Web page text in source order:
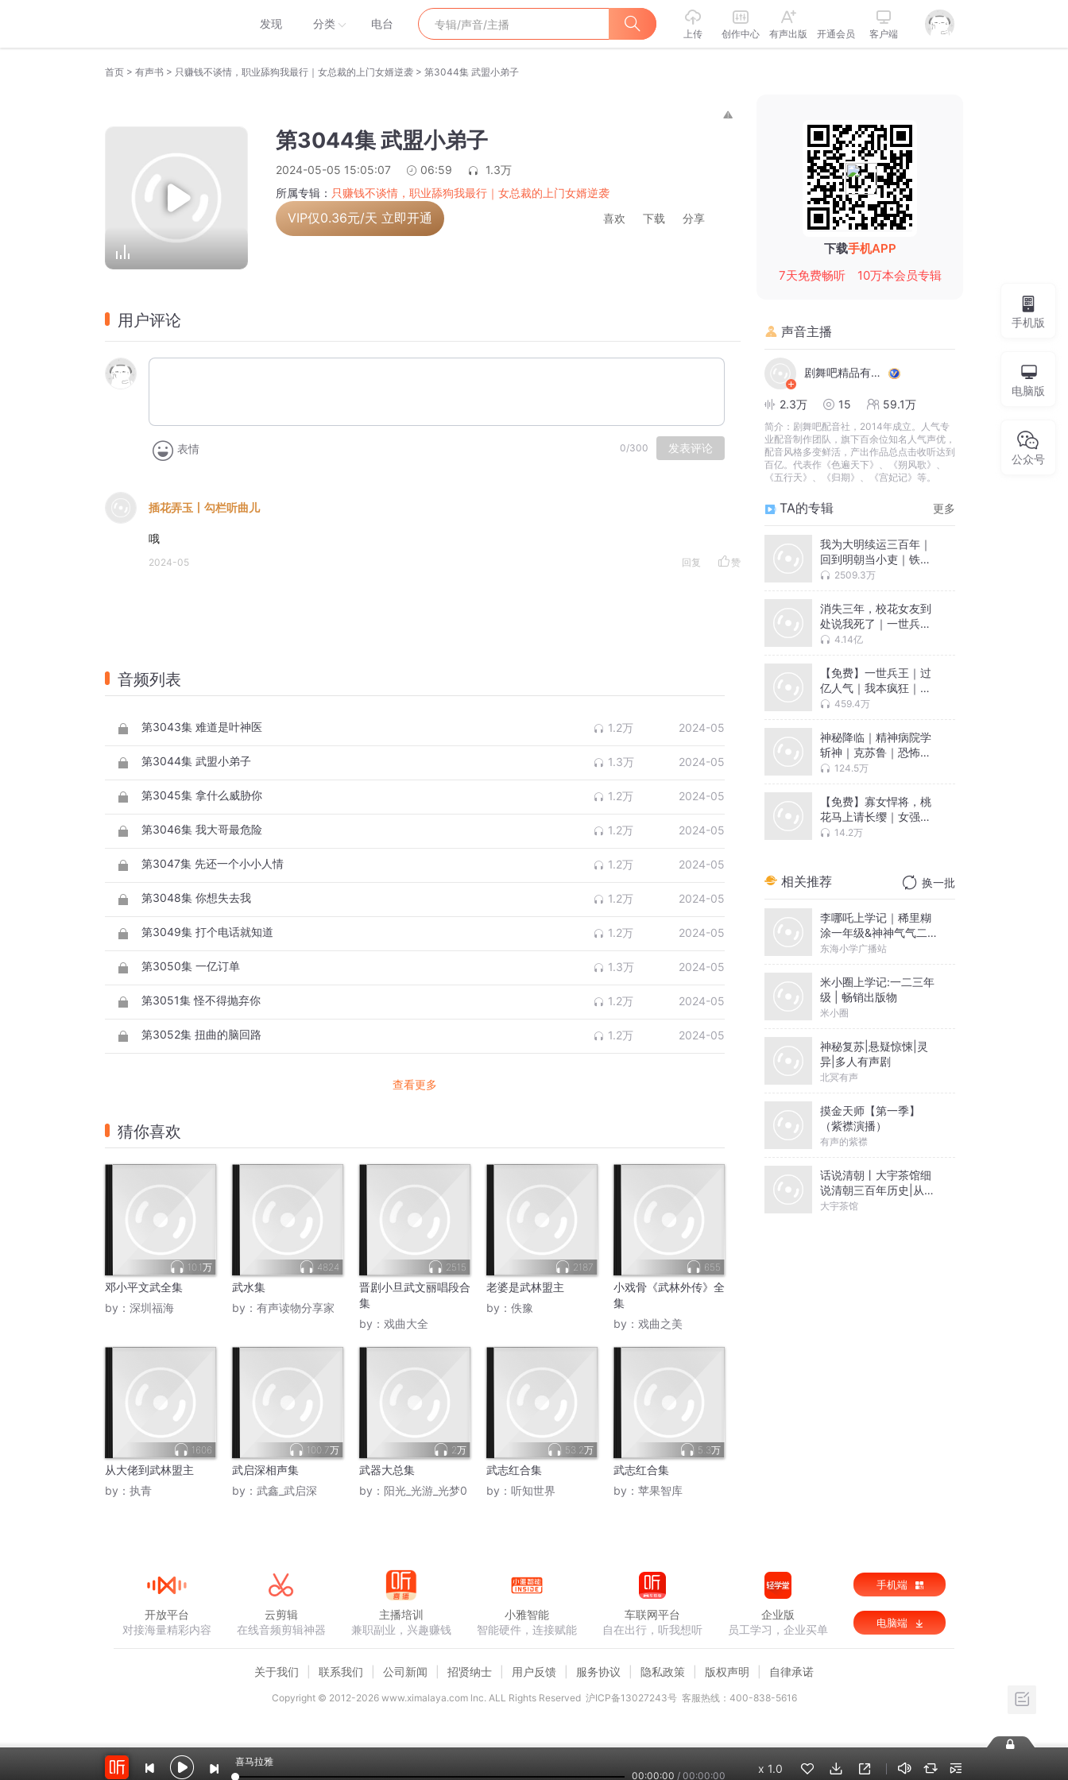
发现 分类 电台
上传 创作中心 有声出版 开通会员 客户端
首页 > 有声书 > 只赚钱不谈情，职业舔狗我最行｜女总裁的上门女婿逆袭 > 第3044集 武盟小弟子
第3044集 武盟小弟子
2024-05-05 15:05:07 06:59
1.3万
所属专辑： 只赚钱不谈情，职业舔狗我最行｜女总裁的上门女婿逆袭
VIP仅0.36元/天 立即开通 喜欢 下载 分享
用户评论
表情 0/300 发表评论
插花弄玉丨勾栏听曲儿
哦
2024-05 回复 赞
音频列表
第3043集 难道是叶神医 1.2万 2024-05
第3044集 武盟小弟子 1.3万 2024-05
第3045集 拿什么威胁你 1.2万 2024-05
第3046集 我大哥最危险 1.2万 2024-05
第3047集 先还一个小小人情 1.2万 2024-05
第3048集 你想失去我 1.2万 2024-05
第3049集 打个电话就知道 1.2万 2024-05
第3050集 一亿订单 1.3万 2024-05
第3051集 怪不得抛弃你 1.2万 2024-05
第3052集 扭曲的脑回路 1.2万 2024-05
查看更多
猜你喜欢
10.1万
邓小平文武全集
by： 深圳福海
4824
武水集
by： 有声读物分享家
2515
晋剧小旦武文丽唱段合
集
by： 戏曲大全
2187
老婆是武林盟主
by： 佚豫
655
小戏骨《武林外传》全
集
by： 戏曲之美
1606
从大佬到武林盟主
by： 执青
100.7万
武启深相声集
by： 武鑫_武启深
2万
武器大总集
by： 阳光_光游_光梦0
53.2万
武志红合集
by： 听知世界
5.3万
武志红合集
by： 苹果智库
下载手机APP
7天免费畅听
10万本会员专辑
声音主播
剧舞吧精品有声剧
2.3万 15 59.1万
简介： 剧舞吧配音社，2014年成立。人气专
业配音制作团队，旗下百余位知名人气声优，
配音风格多变鲜活，产出作品总点击收听达到
百亿。代表作《色遍天下》、《朔风歌》、
《五行天》、《归期》、《宫妃记》等。
TA的专辑 更多
我为大明续运三百年｜
回到明朝当小吏｜铁血
残明2509.3万
消失三年，校花女友到
处说我死了｜一世兵王
｜热血爽文
4.14亿
【免费】一世兵王｜过
亿人气｜我本疯狂｜爆
款热血爽文
459.4万
神秘降临｜精神病院学
斩神｜克苏鲁｜恐怖灵
异悬疑124.5万
【免费】寡女悍将，桃
花马上请长缨｜女强穿
越甜宠｜边关将军
14.2万
相关推荐 换一批
李哪吒上学记｜稀里糊
涂一年级&神神气气二年
级
东海小学广播站
米小圈上学记:一二三年
级 | 畅销出版物
米小圈
神秘复苏|悬疑惊悚|灵
异|多人有声剧
北冥有声
摸金天师【第一季】
（紫襟演播）
有声的紫襟
话说清朝丨大宇茶馆细
说清朝三百年历史|从努
尔哈赤到末代皇帝溥仪|
大宇茶馆
手机版
电脑版
公众号
喜马拉雅
00:00:00 / 00:00:00
x 1.0
开放平台
对接海量精彩内容
云剪辑
在线音频剪辑神器
主播培训
兼职副业，兴趣赚钱
小雅智能
智能硬件，连接赋能
车联网平台
自在出行，听我想听
企业版
员工学习，企业买单
手机端
电脑端
关于我们 联系我们 公司新闻 招贤纳士 用户反馈 服务协议 隐私政策 版权声明 自律承诺
Copyright © 2012-2026www.ximalaya.com lnc. ALL Rights Reserved 沪ICP备13027243号 客服热线：400-838-5616